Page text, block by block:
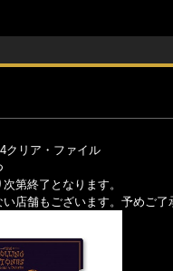
クリア・ファイル
第終了となります。
店舗もございます。予めご了